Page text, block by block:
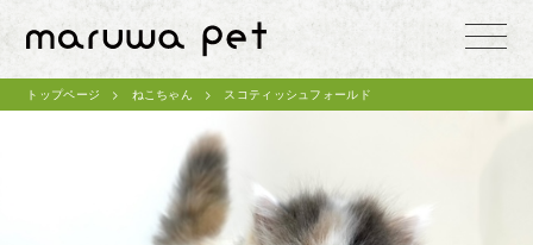
toggle
トップページ ねこちゃん スコティッシュフォールド